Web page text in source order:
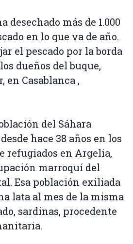
desechado más de 1.000
en lo que va de año.
el pescado por la borda
dueños del buque,
en Casablanca ,
del Sáhara
hace 38 años en los
refugiados en Argelia,
marroquí del
Esa población exiliada
lata al mes de la misma
sardinas, procedente